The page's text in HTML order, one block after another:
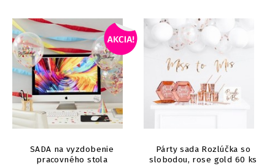
SADA na vyzdobenie
pracovného stola
Párty sada Rozlúčka so
slobodou, rose gold 60 ks